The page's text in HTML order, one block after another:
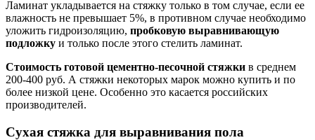
Ламинат укладывается на стяжку только в том случае, если ее
влажность не превышает 5%, в противном случае необходимо
уложить гидроизоляцию, пробковую выравнивающую
подложку и только после этого стелить ламинат.
Стоимость готовой цементно-песочной стяжки в среднем
200-400 руб. А стяжки некоторых марок можно купить и по
более низкой цене. Особенно это касается российских
производителей.
Сухая стяжка для выравнивания пола